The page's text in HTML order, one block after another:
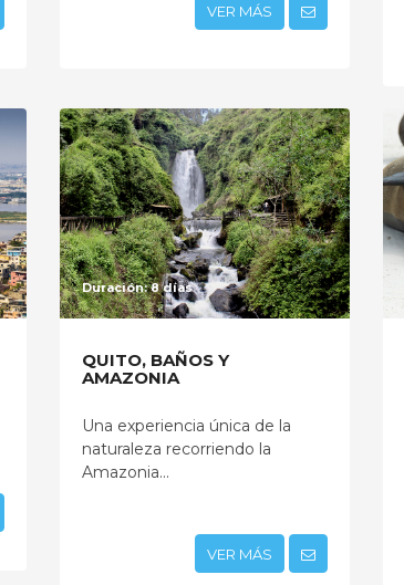
VER MÁS
Duración: 8 días
QUITO, BAÑOS Y
AMAZONIA
Una experiencia única de la
naturaleza recorriendo la
Amazonia...
VER MÁS